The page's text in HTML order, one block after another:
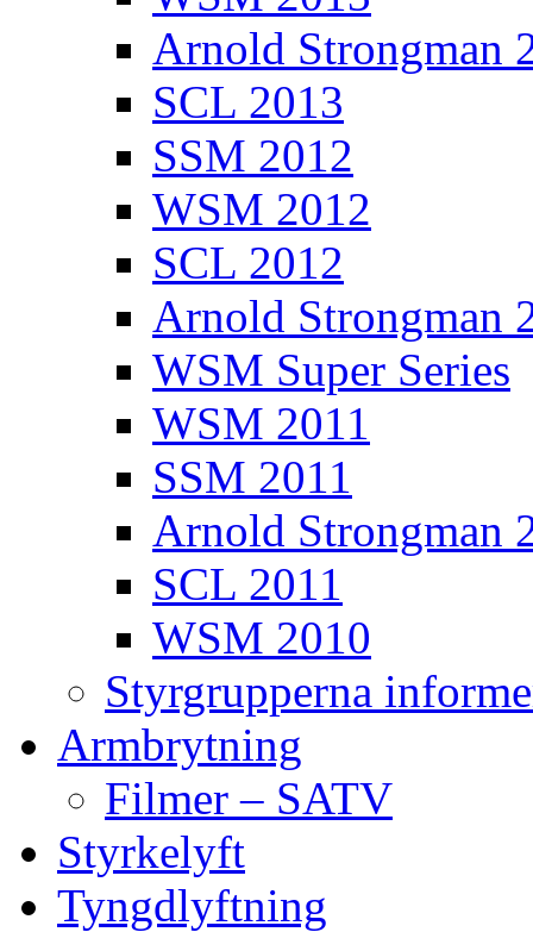
Arnold Strongman
SCL 2013
SSM 2012
WSM 2012
SCL 2012
Arnold Strongman
WSM Super Series
WSM 2011
SSM 2011
Arnold Strongman
SCL 2011
WSM 2010
Styrgrupperna
Armbrytning
Filmer – SATV
Styrkelyft
Tyngdlyftning